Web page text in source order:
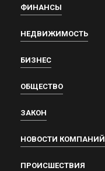
ФИНАНСЫ
НЕДВИЖИМОСТЬ
БИЗНЕС
ОБЩЕСТВО
ЗАКОН
НОВОСТИ КОМПАНИЙ
ПРОИСШЕСТВИЯ